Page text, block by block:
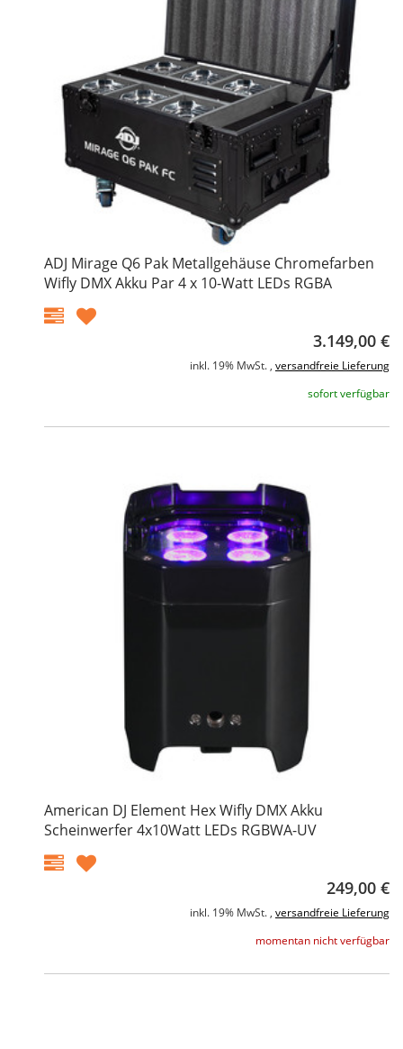
ADJ Mirage Q6 Pak Metallgehäuse Chromefarben
Wifly DMX Akku Par 4 x 10-Watt LEDs RGBA
3.149,00 €
inkl. 19% MwSt. , versandfreie Lieferung
sofort verfügbar
American DJ Element Hex Wifly DMX Akku
Scheinwerfer 4x10Watt LEDs RGBWA-UV
249,00 €
inkl. 19% MwSt. , versandfreie Lieferung
momentan nicht verfügbar